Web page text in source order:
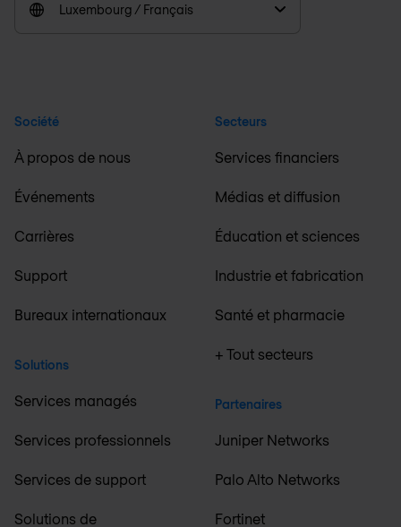
Luxembourg / Français
Société
À propos de nous
Événements
Carrières
Support
Bureaux internationaux
Solutions
Services managés
Services professionnels
Services de support
Solutions de
Secteurs
Services financiers
Médias et diffusion
Éducation et sciences
Industrie et fabrication
Santé et pharmacie
+ Tout secteurs
Partenaires
Juniper Networks
Palo Alto Networks
Fortinet